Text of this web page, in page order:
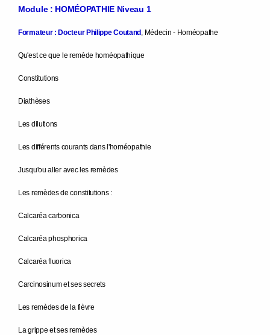
Module : HOMÉOPATHIE Niveau 1
Formateur : Docteur Philippe Coutand , Médecin - Homéopathe
Qu'est ce que le remède homéopathique
Constitutions
Diathèses
Les dilutions
Les différents courants dans l'homéopathie
Jusqu'ou aller avec les remèdes
Les remèdes de constitutions :
Calcaréa carbonica
Calcaréa phosphorica
Calcaréa fluorica
Carcinosinum et ses secrets
Les remèdes de la fièvre
La grippe et ses remèdes